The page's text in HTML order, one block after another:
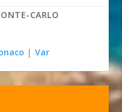
CARLO
| Var